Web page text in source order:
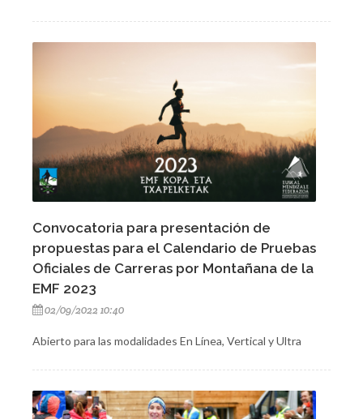
Convocatoria para presentación de
propuestas para el Calendario de Pruebas
Oficiales de Carreras por Montañana de la
EMF 2023
02/09/2022 10:40
Abierto para las modalidades En Línea, Vertical y Ultra